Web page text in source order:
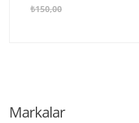
₺150,00
Markalar